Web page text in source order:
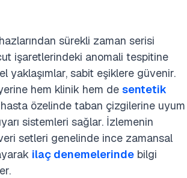
sürekli zaman serisi
işaretlerindeki anomali tespitine
yaklaşımlar, sabit eşiklere güvenir.
hem klinik hem de sentetik
özelinde taban çizgilerine uyum
sistemleri sağlar. İzlemenin
setleri genelinde ince zamansal
ilaç denemelerinde bilgi